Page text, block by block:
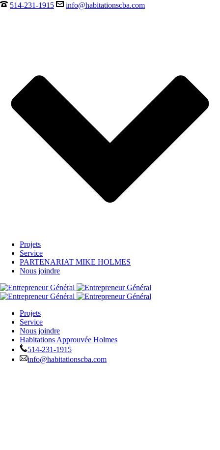
514-231-1915 info@habitationscba.com
Projets
Service
PARTENARIAT MIKE HOLMES
Nous joindre
Projets
Service
Nous joindre
Habitations Approuvée Holmes
514-231-1915
info@habitationscba.com